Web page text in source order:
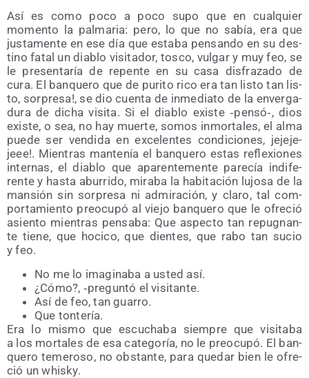
Así es como poco a poco supo que en cual­quier
momen­to la pal­ma­ria: pero, lo que no sabía, era que
jus­ta­men­te en ese día que esta­ba pen­san­do en su des­
tino fatal un dia­blo visi­ta­dor, tos­co, vul­gar y muy feo, se
le pre­sen­ta­ría de repen­te en su casa dis­fra­za­do de
cura. El ban­que­ro que de puri­to rico era tan lis­to tan lis­
to, sor­pre­sa!, se dio cuen­ta de inme­dia­to de la enver­ga­
du­ra de dicha visi­ta. Si el dia­blo exis­te ‑pensó‑, dios
exis­te, o sea, no hay muer­te, somos inmor­ta­les, el alma
pue­de ser ven­di­da en exce­len­tes con­di­cio­nes, jeje­je­
jeee!. Mien­tras man­te­nía el ban­que­ro estas refle­xio­nes
inter­nas, el dia­blo que apa­ren­te­men­te pare­cía indi­fe­
ren­te y has­ta abu­rri­do, mira­ba la habi­ta­ción lujo­sa de la
man­sión sin sor­pre­sa ni admi­ra­ción, y cla­ro, tal com­
por­ta­mien­to preo­cu­pó al vie­jo ban­que­ro que le ofre­ció
asien­to mien­tras pen­sa­ba: Que aspec­to tan repug­nan­
te tie­ne, que hoci­co, que dien­tes, que rabo tan sucio
y feo.
No me lo ima­gi­na­ba a usted así.
¿Cómo?, ‑pre­gun­tó el visitante.
Así de feo, tan guarro.
Que ton­te­ría.
Era lo mis­mo que escu­cha­ba siem­pre que visi­ta­ba
a los mor­ta­les de esa cate­go­ría, no le preo­cu­pó. El ban­
que­ro teme­ro­so, no obs­tan­te, para que­dar bien le ofre­
ció un whisky.